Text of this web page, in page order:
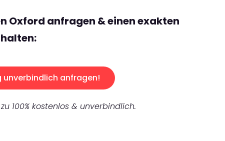
Oxford anfragen & einen exakten
unverbindlich anfragen!
100% kostenlos & unverbindlich.